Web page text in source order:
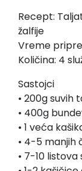
Recept:
žalfije
Vreme
Količina: 4
Sastojci
• 200g suvih
• 400g
• 1 veća
• 4-5 manjih
• 7-10 listova